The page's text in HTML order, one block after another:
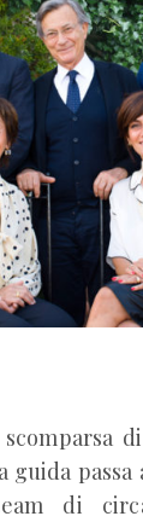
passa
di